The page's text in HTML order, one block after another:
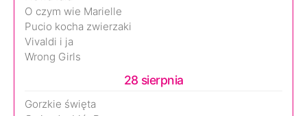
O czym wie Marielle
Pucio kocha zwierzaki
Vivaldi i ja
Wrong Girls
28 sierpnia
Gorzkie święta